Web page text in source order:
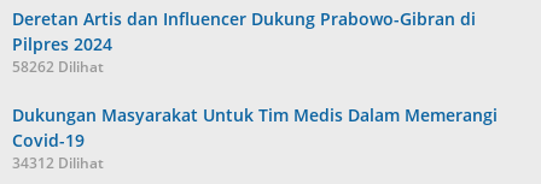
Deretan Artis dan Influencer Dukung Prabowo-Gibran di
Pilpres 2024
58262 Dilihat
Dukungan Masyarakat Untuk Tim Medis Dalam Memerangi
Covid-19
34312 Dilihat